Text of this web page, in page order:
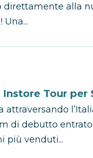
alla
Una...
Tour per
attraversando
di debutto
più venduti...